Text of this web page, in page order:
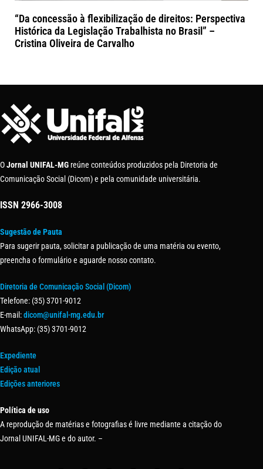
“Da concessão à flexibilização de direitos: Perspectiva
Histórica da Legislação Trabalhista no Brasil” –
Cristina Oliveira de Carvalho
OJornal UNIFAL-MG reúne conteúdos produzidos pela Diretoria de
Comunicação Social (Dicom) e pela comunidade universitária.
ISSN 2966-3008
Sugestão de Pauta
Para sugerir pauta, solicitar a publicação de uma matéria ou evento,
preencha o formulário e aguarde nosso contato.
Diretoria de Comunicação Social (Dicom)
Telefone: (35) 3701-9012
E-mail:dicom@unifal-mg.edu.br
WhatsApp: (35) 3701-9012
Expediente
Edição atual
Edições anteriores
Política de uso
A reprodução de matérias e fotografias é livre mediante a citação do
Jornal UNIFAL-MG e do autor. –